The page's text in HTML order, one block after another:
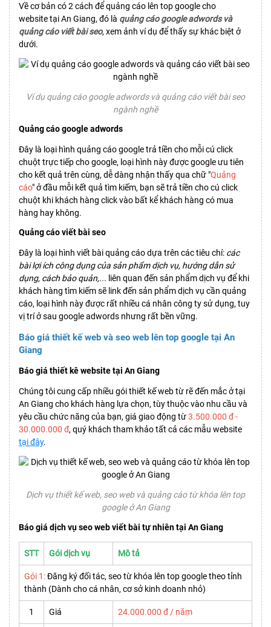
Về cơ bản có 2 cách để quảng cáo lên top google cho
website tại An Giang, đó là quảng cáo google adwords và
quảng cáo viết bài seo, xem ảnh ví dụ để thấy sự khác biệt ở
dưới.
Ví dụ quảng cáo google adwords và quảng cáo viết bài seo
ngành nghề
Quảng cáo google adwords
Đây là loại hình quảng cáo google trả tiền cho mỗi cú click
chuột trực tiếp cho google, loại hình này được google ưu tiên
cho kết quả trên cùng, dễ dàng nhận thấy qua chữ "Quảng
cáo" ở đầu mỗi kết quả tìm kiếm, bạn sẽ trả tiền cho cú click
chuột khi khách hàng click vào bất kể khách hàng có mua
hàng hay không.
Quảng cáo viết bài seo
Đây là loại hình viết bài quảng cáo dựa trên các tiêu chí: các
bài lợi ích công dụng của sản phẩm dịch vụ, hướng dẫn sử
dụng, cách bảo quản,... liên quan đến sản phẩm dịch vụ để khi
khách hàng tìm kiếm sẽ link đến sản phẩm dịch vụ cần quảng
cáo, loại hình này được rất nhiều cá nhân công ty sử dụng, tuy
vị trí ở sau google adwords nhưng rất bền vững.
Báo giá thiết kế web và seo web lên top google tại An
Giang
Báo giá thiết kê website tại An Giang
Chúng tôi cung cấp nhiều gói thiết kế web từ rẽ đến mắc ở tại
An Giang cho khách hàng lựa chọn, tùy thuộc vào nhu cầu và
yêu cầu chức năng của bạn, giá giao động từ3.500.000 đ -
30.000.000 đ, quý khách tham khảo tất cả các mẫu website
tại đây.
Dịch vụ thiết kế web, seo web và quảng cáo từ khóa lên top
google ở An Giang
Báo giá dịch vụ seo web viết bài tự nhiên tại An Giang
STT Gói dịch vụ Mô tả
Gói 1:Đăng ký đối tác, seo từ khóa lên top google theo tỉnh
thành (Dành cho cá nhân, cơ sở kinh doanh nhỏ)
1 Giá 24.000.000 đ / năm